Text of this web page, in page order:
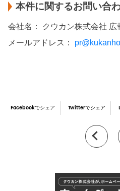
本件に関するお問い合
会社名： クウカン株式会社 広
メールアドレス：
Facebookでシェア Twitterでシェア